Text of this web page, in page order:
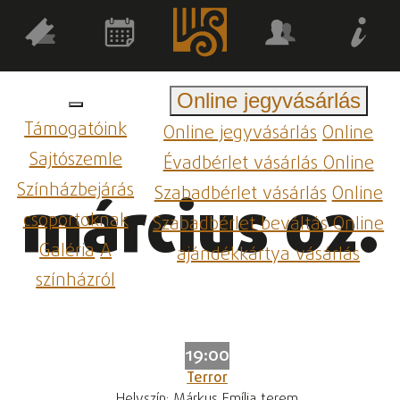
Támogatóink
Sajtószemle
Színházbejárás
csoportoknak
GalériaA
színházról
Online jegyvásárlás
Online jegyvásárlásOnline
Évadbérlet vásárlásOnline
Szabadbérlet vásárlásOnline
Szabadbérlet beváltásOnline
ajándékkártya vásárlás
március 02.
19:00
Terror